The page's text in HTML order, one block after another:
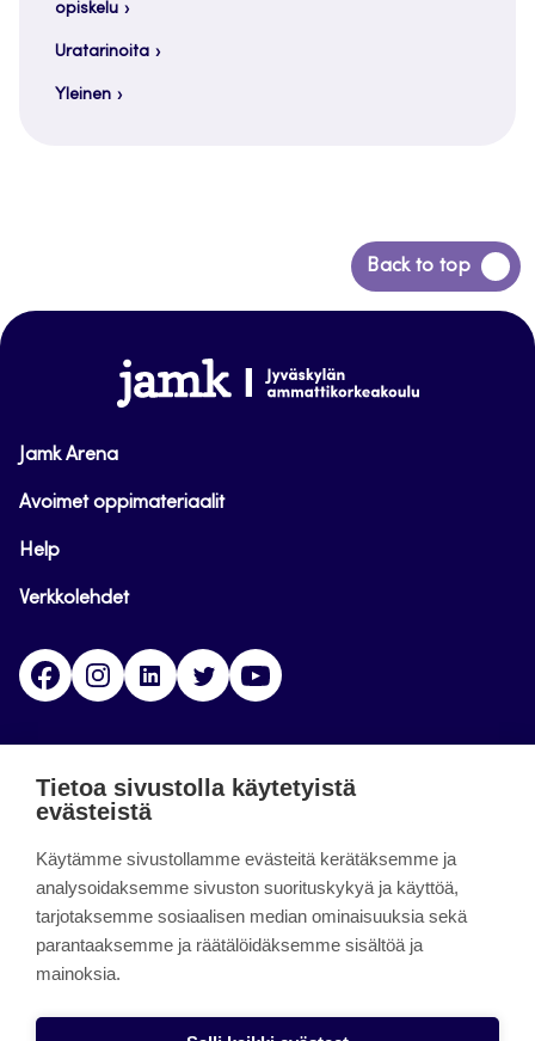
opiskelu
Uratarinoita
Yleinen
Back to top
Siirry
takaisin
www.jamk.fi
Jamk Arena
Avoimet oppimateriaalit
Help
Verkkolehdet
FacebookInstagramLinkedinTwitter
päättynyt 11.9.2023.
About the site
Käyttöehdot
Tietoa sivustolla käytetyistä
evästeistä
Käytämme sivustollamme evästeitä kerätäksemme ja
analysoidaksemme sivuston suorituskykyä ja käyttöä,
tarjotaksemme sosiaalisen median ominaisuuksia sekä
parantaaksemme ja räätälöidäksemme sisältöä ja
mainoksia.